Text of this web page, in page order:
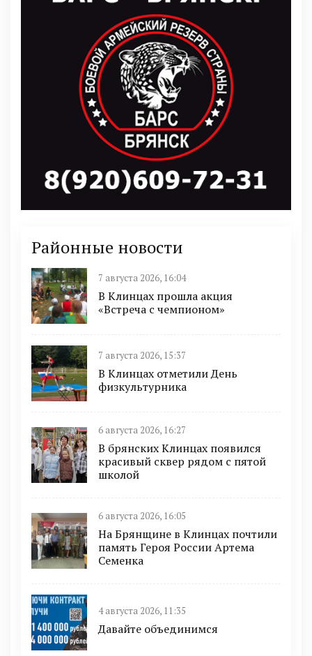
Районные новости
7 августа 2026, 16:04
В Клинцах прошла акция
«Встреча с чемпионом»
7 августа 2026, 15:37
В Клинцах отметили День
физкультурника
6 августа 2026, 16:27
В брянских Клинцах появился
красивый сквер рядом с пятой
школой
6 августа 2026, 16:05
На Брянщине в Клинцах почтили
память Героя России Артема
Семенка
4 августа 2026, 11:35
Давайте объединимся